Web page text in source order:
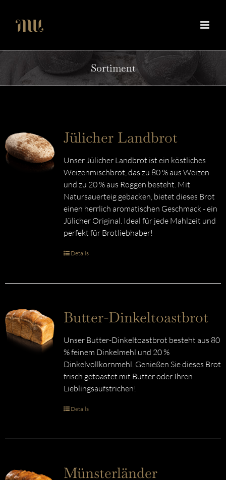
Inhalt
springen
Sortiment
Jülicher Landbrot
Unser Jülicher Landbrot ist ein köstliches
Weizenmischbrot, das zu 80 % aus Weizen
und zu 20 % aus Roggen besteht. Mit
Natursauerteig gebacken, bietet dieses Brot
einen herrlich aromatischen Geschmack - ein
Jülicher Original. Ideal für jede Mahlzeit und
perfekt für Brotliebhaber!
Details
Butter-Dinkeltoastbrot
Unser Butter-Dinkeltoastbrot besteht aus 80
% feinem Dinkelmehl und 20 %
Dinkelvollkornmehl. Genießen Sie dieses Brot
frisch getoastet mit Butter oder Ihren
Lieblingsaufstrichen!
Details
Münsterländer